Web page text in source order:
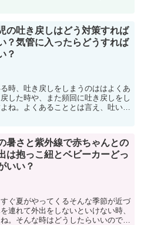
の吐き戻しはどう対策すれば
？気管に入ったらどうすれば
？
時、吐き戻しをしまうのははよくあ
した時や、また頻回に吐き戻しをし
ね。よくあることとは言え、吐いて
暑さと紫外線で赤ちゃんとの
は抱っこ紐とベビーカーどっ
いい？
ぐ夏がやってくるそんな季節が近づ
連れて外出をしないといけない時、
。そんな時はどうしたらいいのでし